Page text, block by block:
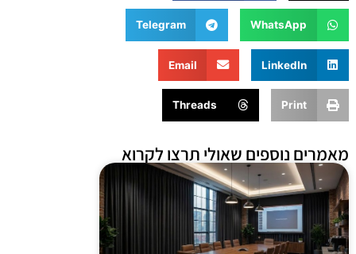
WhatsApp
Telegram
LinkedIn
Email
Print
Threads
מאמרים נוספים שאולי תרצו לקרוא